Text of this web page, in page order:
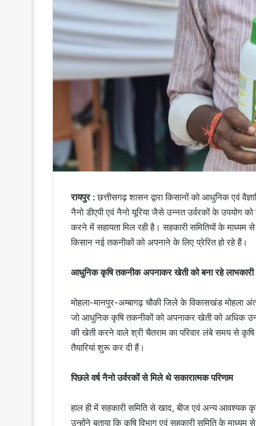
रायपुर :छत्तीसगढ़ शासन द्वारा किसानों को आधुनिक एवं
नैनो डीएपी एवं नैनो यूरिया जैसे उन्नत उर्वरकों के उपयोग
करने में सहायता मिल रही है। सहकारी समितियों के
किसान नई तकनीकों को अपनाने के लिए प्रेरित हो रहे हैं।
आधुनिक कृषि तकनीक अपनाकर खेती को बना रहे लाभकारी
मोहला-मानपुर-अम्बागढ़ चौकी जिले के विकासखंड मोहला
जो आधुनिक कृषि तकनीकों को अपनाकर खेती को अधिक
की खेती करने वाले श्री चैतराम का परिवार लंबे समय से
तैयारियां शुरू कर दी हैं।
पिछले वर्ष नैनो उर्वरकों से मिले थे सकारात्मक परिणाम
हाल ही में सहकारी समिति से खाद, बीज एवं अन्य आवश्यक
उन्होंने बताया कि कृषि विभाग एवं सहकारी समिति के